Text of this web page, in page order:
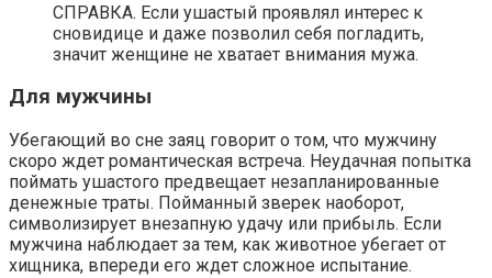
СПРАВКА. Если ушастый проявлял интерес к
сновидице и даже позволил себя погладить,
значит женщине не хватает внимания мужа.
Для мужчины
Убегающий во сне заяц говорит о том, что мужчину
скоро ждет романтическая встреча. Неудачная попытка
поймать ушастого предвещает незапланированные
денежные траты. Пойманный зверек наоборот,
символизирует внезапную удачу или прибыль. Если
мужчина наблюдает за тем, как животное убегает от
хищника, впереди его ждет сложное испытание.